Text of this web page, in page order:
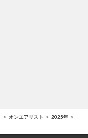
オンエアリスト
2025年